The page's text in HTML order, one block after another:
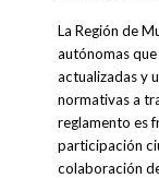
La Región de
autónomas
actualizadas y
normativas a
reglamento es
participación
colaboración